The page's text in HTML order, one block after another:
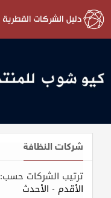
دخول
التسجيل
English
شركات النظافة
ترتيب الشركات حسب:
الأقدم - الأحدث